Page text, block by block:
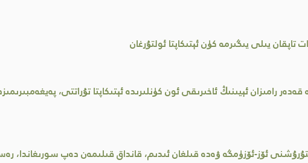
تاپقان يىلى يىگىرمە كۈن ئېتىكاپتا ئولتۇرغان
رامىزان ئېيىنىڭ ئاخىرىقى ئون كۈنلىرىدە ئېتىكاپتا تۇراتتى،
ئۆز-ئۆزۈمگە ۋەدە قىلغان ئىدىم، قانداق قىلىمەن دەپ سورىغاندا،